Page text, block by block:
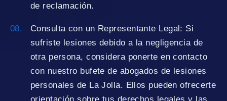
de reclamación.
Consulta con un Representante Legal: Si
sufriste lesiones debido a la negligencia de
otra persona, considera ponerte en contacto
con nuestro bufete de abogados de lesiones
personales de La Jolla. Ellos pueden ofrecerte
orientación sobre tus derechos legales y las